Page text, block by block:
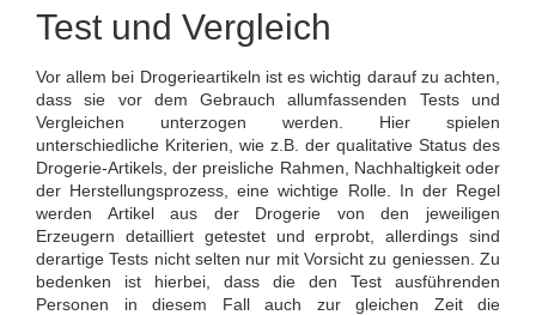
Test und Vergleich
Vor allem bei Drogerieartikeln ist es wichtig darauf zu achten,
dass sie vor dem Gebrauch allumfassenden Tests und
Vergleichen unterzogen werden. Hier spielen
unterschiedliche Kriterien, wie z.B. der qualitative Status des
Drogerie-Artikels, der preisliche Rahmen, Nachhaltigkeit oder
der Herstellungsprozess, eine wichtige Rolle. In der Regel
werden Artikel aus der Drogerie von den jeweiligen
Erzeugern detailliert getestet und erprobt, allerdings sind
derartige Tests nicht selten nur mit Vorsicht zu geniessen. Zu
bedenken ist hierbei, dass die den Test ausführenden
Personen in diesem Fall auch zur gleichen Zeit die